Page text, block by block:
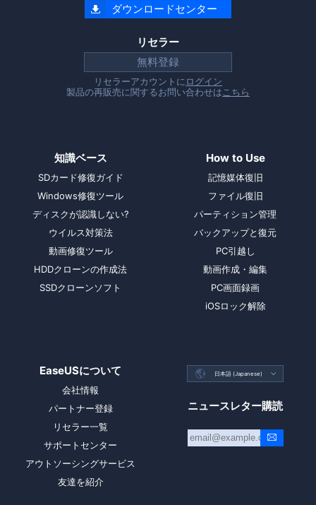
 ダウンロードセンター
リセラー
無料登録
リセラーアカウントに ログイン
製品の再販売に関するお問い合わせは こちら
知識ベース
SDカード修復ガイド
Windows修復ツール
ディスクが認識しない?
ウイルス対策法
動画修復ツール
HDDクローンの作成法
SSDクローンソフト
How to Use
記憶媒体復旧
ファイル復旧
パーティション管理
バックアップと復元
PC引越し
動画作成・編集
PC画面録画
iOSロック解除
EaseUSについて
会社情報
パートナー登録
リセラー一覧
サポートセンター
アウトソーシングサービス
友達を紹介
 日本語 (Japanese) 
ニュースレター購読